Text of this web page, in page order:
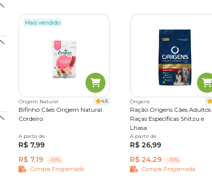
Mais vendido
Origem Natural 4.8
Bifinho Cães Origem Natural
Cordeiro
60 g 300 g
A partir de
R$ 7,99
R$ 7,19
-10%
Compra Programada
Origens
Ração Origens Cães Adultos
Raças Específicas Shitzu e
Lhasa
1 kg 10,1 kg
A partir de
R$ 26,99
R$ 24,29
-10%
Compra Programada